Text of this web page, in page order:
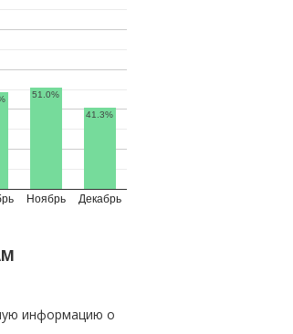
Ноябрь Декабрь
51.0%
41.3%
информацию о